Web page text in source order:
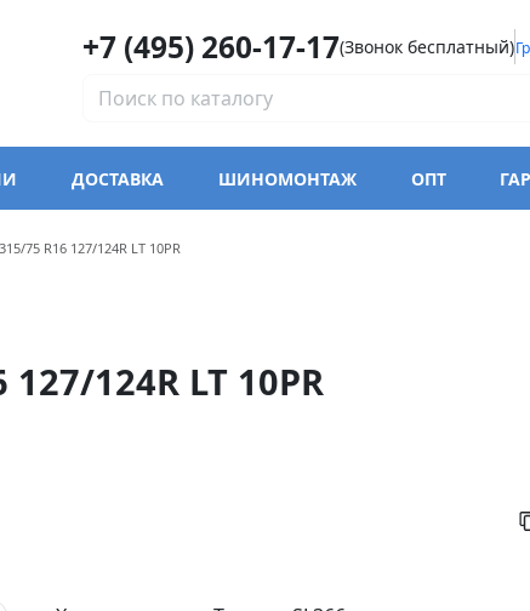
+7 (495) 260-17-17(Звонок бесплатный)
ДОСТАВКА ШИНОМОНТАЖ ОПТ
Trazano SL366
315/75 R16 127/124R LT 10PR
127/124R LT 10PR